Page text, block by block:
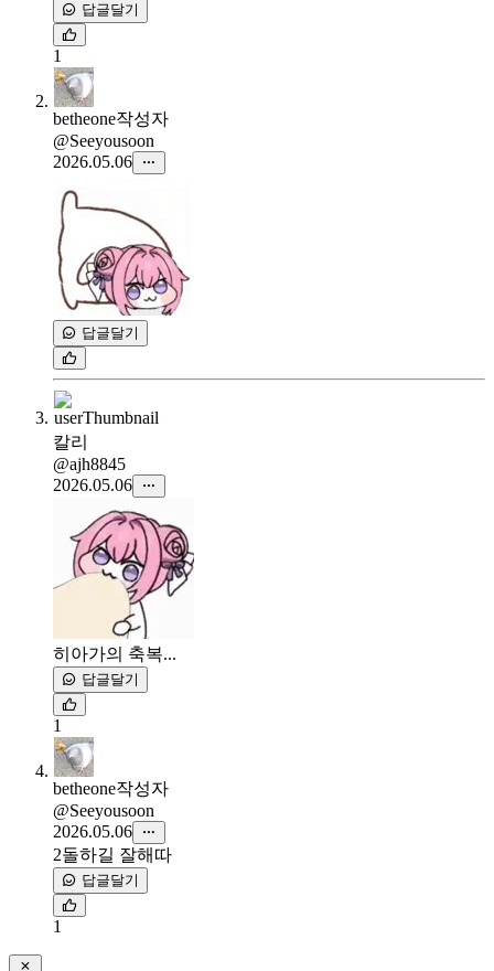
답글달기
1
betheone작성자
@Seeyousoon
2026.05.06
답글달기
칼리
@ajh8845
2026.05.06
히아가의 축복...
답글달기
1
betheone작성자
@Seeyousoon
2026.05.06
2돌하길 잘해따
답글달기
1